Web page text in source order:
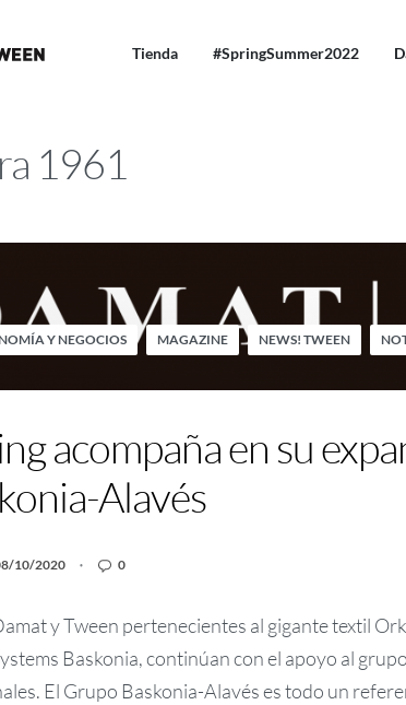
Tienda #SpringSummer2022
1961
Y NEGOCIOS MAGAZINE NEWS! TWEEN
acompaña en su
Alavés
10/2020 0
y Tween pertenecientes al gigante textil
Baskonia, continúan con el apoyo al
El Grupo Baskonia-Alavés es todo un